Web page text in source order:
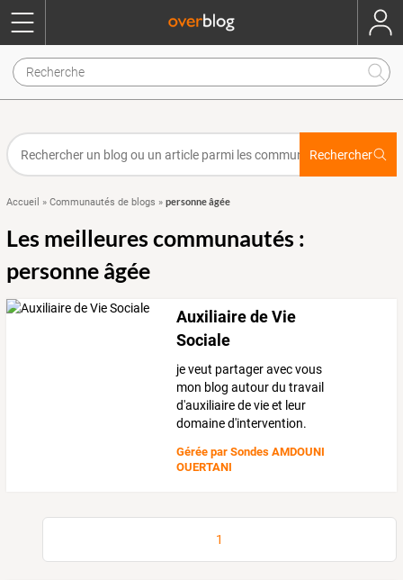
Rechercher
Accueil » Communautés de blogs » personne âgée
Les meilleures communautés :
personne âgée
Auxiliaire de Vie
Sociale
je veut partager avec vous
mon blog autour du travail
d'auxiliaire de vie et leur
domaine d'intervention.
Gérée parSondes AMDOUNI
OUERTANI
1